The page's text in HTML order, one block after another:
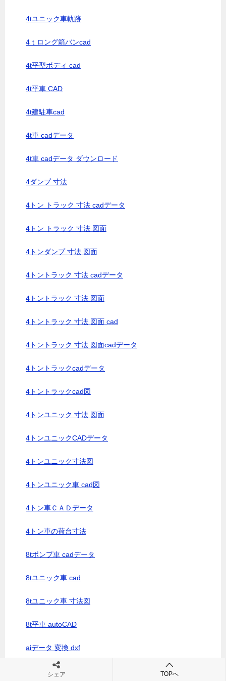
4tユニック車軌跡
4ｔロング箱バンcad
4t平型ボディ cad
4t平車 CAD
4t建駐車cad
4t車 cadデータ
4t車 cadデータ ダウンロード
4ダンプ 寸法
4トン トラック 寸法 cadデータ
4トン トラック 寸法 図面
4トンダンプ 寸法 図面
4トントラック 寸法 cadデータ
4トントラック 寸法 図面
4トントラック 寸法 図面 cad
4トントラック 寸法 図面cadデータ
4トントラックcadデータ
4トントラックcad図
4トンユニック 寸法 図面
4トンユニックCADデータ
4トンユニック寸法図
4トンユニック車 cad図
4トン車ＣＡＤデータ
4トン車の荷台寸法
8tポンプ車 cadデータ
8tユニック車 cad
8tユニック車 寸法図
8t平車 autoCAD
aiデータ 変換 dxf
ares cadシェア TOPへ